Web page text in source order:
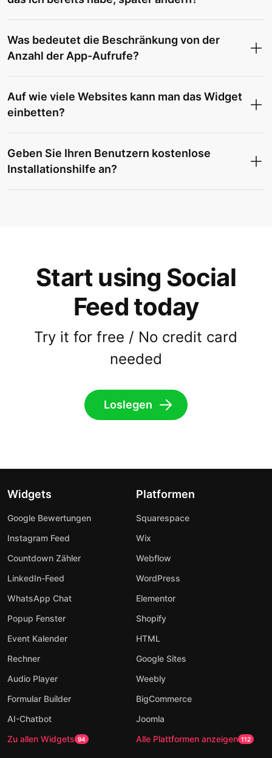
Was bedeutet die Beschränkung von der
Anzahl der App-Aufrufe?
Auf wie viele Websites kann man das Widget
einbetten?
Geben Sie Ihren Benutzern kostenlose
Installationshilfe an?
Start using Social
Feed today
Try it for free / No credit card
needed
Loslegen
Widgets
Google Bewertungen
Instagram Feed
Countdown Zähler
LinkedIn-Feed
WhatsApp Chat
Popup Fenster
Event Kalender
Rechner
Audio Player
Formular Builder
AI-Chatbot
Zu allen Widgets 94
Platformen
Squarespace
Wix
Webflow
WordPress
Elementor
Shopify
HTML
Google Sites
Weebly
BigCommerce
Joomla
Alle Plattformen anzeigen 112